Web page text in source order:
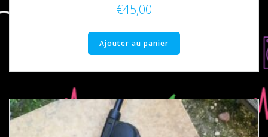
€45,00
Ajouter au panier